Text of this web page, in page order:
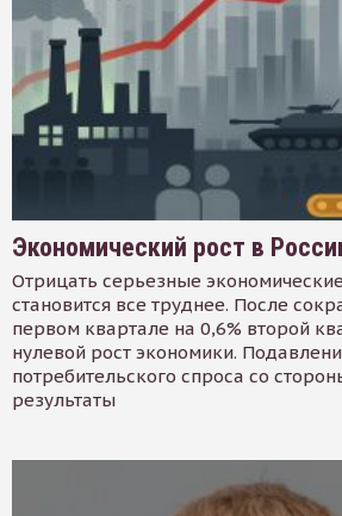
Экономический рост в
Отрицать серьезные
становится все труднее. После
первом квартале на 0,6% второй
нулевой рост экономики.
потребительского спроса со
результаты